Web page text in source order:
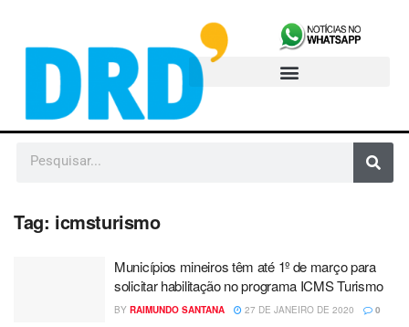
Tag: icmsturismo
Municípios mineiros têm até 1º de março para
solicitar habilitação no programa ICMS Turismo
BY RAIMUNDO SANTANA 27 DE JANEIRO DE 2020 0